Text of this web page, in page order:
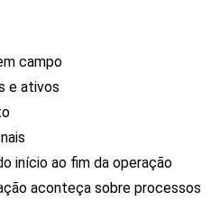
campo
e ativos
início ao fim da operação
aconteça sobre processos